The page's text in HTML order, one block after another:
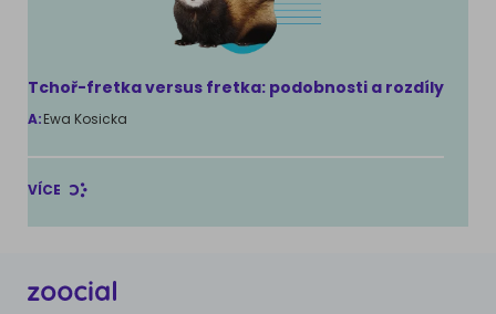
Tchoř-fretka versus fretka: podobnosti a rozdíly
A:Ewa Kosicka
VÍCE